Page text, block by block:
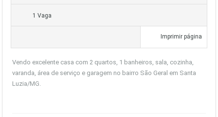
1 Vaga
Imprimir página
Vendo excelente casa com 2 quartos, 1 banheiros, sala, cozinha,
varanda, área de serviço e garagem no bairro São Geral em Santa
Luzia/MG.